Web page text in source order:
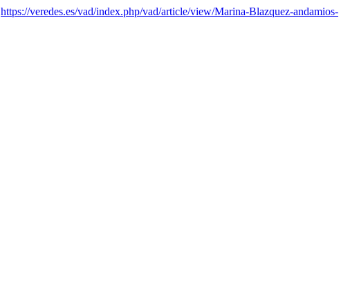
https://veredes.es/vad/index.php/vad/article/view/Marina-Blazquez-andamios-